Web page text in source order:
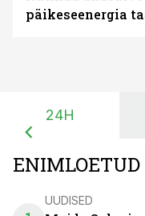
päikeseenergia
24H
ENIMLOETUD
UUDISED